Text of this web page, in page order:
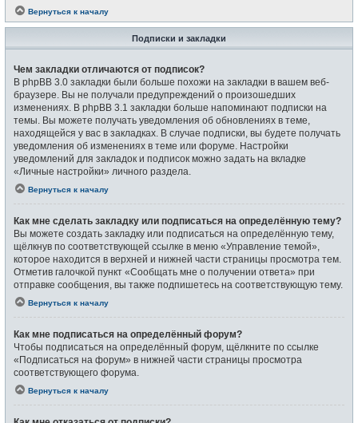
Вернуться к началу
Подписки и закладки
Чем закладки отличаются от подписок?
В phpBB 3.0 закладки были больше похожи на закладки в вашем веб-
браузере. Вы не получали предупреждений о произошедших
изменениях. В phpBB 3.1 закладки больше напоминают подписки на
темы. Вы можете получать уведомления об обновлениях в теме,
находящейся у вас в закладках. В случае подписки, вы будете получать
уведомления об изменениях в теме или форуме. Настройки
уведомлений для закладок и подписок можно задать на вкладке
«Личные настройки» личного раздела.
Вернуться к началу
Как мне сделать закладку или подписаться на определённую тему?
Вы можете создать закладку или подписаться на определённую тему,
щёлкнув по соответствующей ссылке в меню «Управление темой»,
которое находится в верхней и нижней части страницы просмотра тем.
Отметив галочкой пункт «Сообщать мне о получении ответа» при
отправке сообщения, вы также подпишетесь на соответствующую тему.
Вернуться к началу
Как мне подписаться на определённый форум?
Чтобы подписаться на определённый форум, щёлкните по ссылке
«Подписаться на форум» в нижней части страницы просмотра
соответствующего форума.
Вернуться к началу